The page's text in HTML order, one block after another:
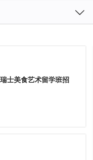

士美食艺术留学班招